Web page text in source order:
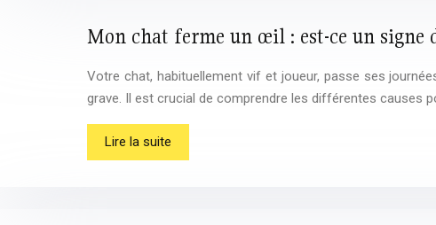
Mon chat ferme un œil : est-ce un signe
Votre chat, habituellement vif et joueur, passe ses
grave. Il est crucial de comprendre les différentes causes
Lire la suite